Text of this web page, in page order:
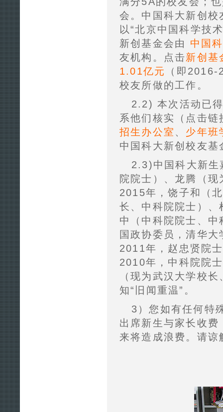
会。中国科大新创
以“北京中国科学技
新创基金会由 中国
友机构。点击新创基
1.01亿元
（即
校友所做的工作。
2.2) 本次活动已
系他们核实（点击
招生办公室 、 少年班
中国科大新创校友
2.3)中国科大新生
院院士）、龙腾（
2015年，饶子和（
长、中科院院士）
中（中科院院士、
国政协委员，清华
2011年，赵忠贤院
2010年，中科院院
（现为武汉大学校
知“旧闻重温”。
3）您如有任何特
出席新生与家长收
来将造成浪费。请谅